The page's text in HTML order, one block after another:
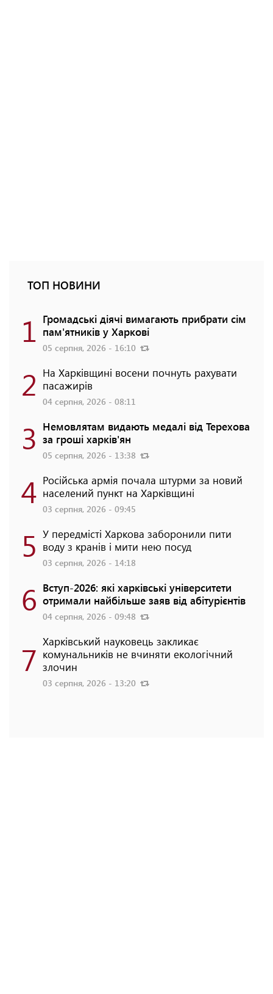
ТОП НОВИНИ
1 Громадські діячі вимагають прибрати сім
пам'ятників у Харкові
05 серпня, 2026 - 16:10
2 На Харківщині восени почнуть рахувати
пасажирів
04 серпня, 2026 - 08:11
3 Немовлятам видають медалі від Терехова
за гроші харків'ян
05 серпня, 2026 - 13:38
4 Російська армія почала штурми за новий
населений пункт на Харківщині
03 серпня, 2026 - 09:45
5 У передмісті Харкова заборонили пити
воду з кранів і мити нею посуд
03 серпня, 2026 - 14:18
6 Вступ-2026: які харківські університети
отримали найбільше заяв від абітурієнтів
04 серпня, 2026 - 09:48
7 Харківський науковець закликає
комунальників не вчиняти екологічний
злочин
03 серпня, 2026 - 13:20